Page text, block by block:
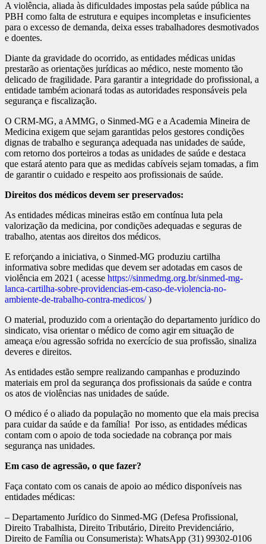
A violência, aliada às dificuldades impostas pela saúde pública na
PBH como falta de estrutura e equipes incompletas e insuficientes
para o excesso de demanda, deixa esses trabalhadores desmotivados
e doentes.
Diante da gravidade do ocorrido, as entidades médicas unidas
prestarão as orientações jurídicas ao médico, neste momento tão
delicado de fragilidade. Para garantir a integridade do profissional, a
entidade também acionará todas as autoridades responsáveis pela
segurança e fiscalização.
O CRM-MG, a AMMG, o Sinmed-MG e a Academia Mineira de
Medicina exigem que sejam garantidas pelos gestores condições
dignas de trabalho e segurança adequada nas unidades de saúde,
com retorno dos porteiros a todas as unidades de saúde e destaca
que estará atento para que as medidas cabíveis sejam tomadas, a fim
de garantir o cuidado e respeito aos profissionais de saúde.
Direitos dos médicos devem ser preservados:
As entidades médicas mineiras estão em contínua luta pela
valorização da medicina, por condições adequadas e seguras de
trabalho, atentas aos direitos dos médicos.
E reforçando a iniciativa, o Sinmed-MG produziu cartilha
informativa sobre medidas que devem ser adotadas em casos de
violência em 2021 ( acesse https://sinmedmg.org.br/sinmed-mg-
lanca-cartilha-sobre-providencias-em-caso-de-violencia-no-
ambiente-de-trabalho-contra-medicos/)
O material, produzido com a orientação do departamento jurídico do
sindicato, visa orientar o médico de como agir em situação de
ameaça e/ou agressão sofrida no exercício de sua profissão, sinaliza
deveres e direitos.
As entidades estão sempre realizando campanhas e produzindo
materiais em prol da segurança dos profissionais da saúde e contra
os atos de violências nas unidades de saúde.
O médico é o aliado da população no momento que ela mais precisa
para cuidar da saúde e da família! Por isso, as entidades médicas
contam com o apoio de toda sociedade na cobrança por mais
segurança nas unidades.
Em caso de agressão, o que fazer?
Faça contato com os canais de apoio ao médico disponíveis nas
entidades médicas:
– Departamento Jurídico do Sinmed-MG (Defesa Profissional,
Direito Trabalhista, Direito Tributário, Direito Previdenciário,
Direito de Família ou Consumerista): WhatsApp (31) 99302-0106